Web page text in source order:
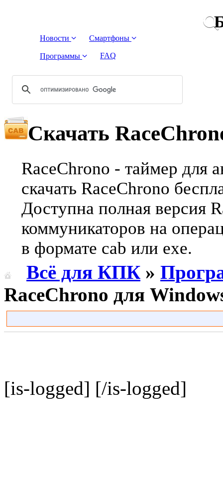
Новости Смартфоны
Программы FAQ
Скачать
RaceChrono - таймер для
скачать RaceChrono
Доступна полная версия
коммуникаторов на
в формате cab или exe.
Всё для КПК »
RaceChrono для
[is-logged] [/is-logged]